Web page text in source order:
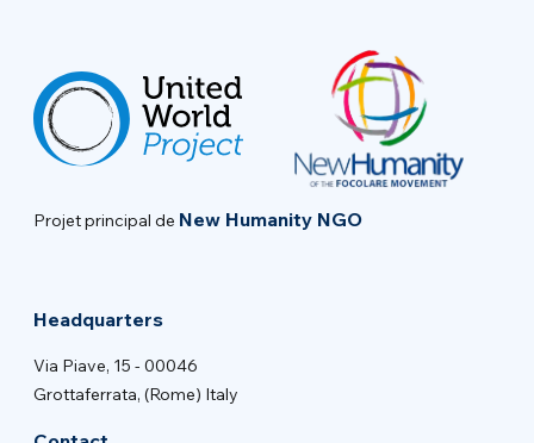
Projet principal de New Humanity NGO
Headquarters
Via Piave, 15 - 00046
Grottaferrata, (Rome) Italy